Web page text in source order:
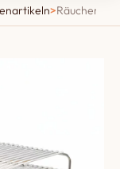
>Räucher